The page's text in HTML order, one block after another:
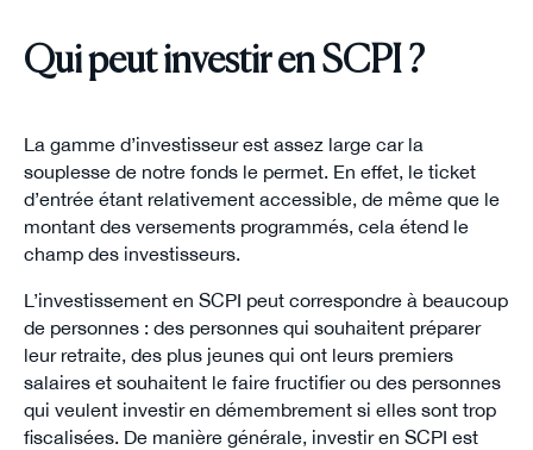
Qui peut investir en SCPI ?
La gamme d’investisseur est assez large car la
souplesse de notre fonds le permet. En effet, le ticket
d’entrée étant relativement accessible, de même que le
montant des versements programmés, cela étend le
champ des investisseurs.
L’investissement en SCPI peut correspondre à beaucoup
de personnes : des personnes qui souhaitent préparer
leur retraite, des plus jeunes qui ont leurs premiers
salaires et souhaitent le faire fructifier ou des personnes
qui veulent investir en démembrement si elles sont trop
fiscalisées. De manière générale, investir en SCPI est